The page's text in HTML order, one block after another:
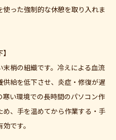
使った強制的な休憩を取り入れま
梢の組織です。冷えによる血流
給を低下させ、炎症・修復が遅
い環境での長時間のパソコン作
、手を温めてから作業する・手
です。